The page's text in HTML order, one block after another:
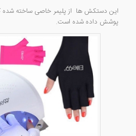
این دستکش ها از پلیمر خاصی ساخته شده
پوشش داده شده است.